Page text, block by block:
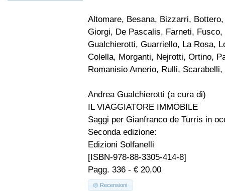
Altomare, Besana, Bizzarri,
Giorgi, De Pascalis, Farneti,
Gualchierotti, Guarriello, La Rosa,
Colella, Morganti, Nejrotti, Ortino,
Romanisio Amerio, Rulli,
Andrea Gualchierotti (a cura di)
IL VIAGGIATORE IMMOBILE
Saggi per Gianfranco de Turris in
Seconda edizione:
Edizioni Solfanelli
[ISBN-978-88-3305-414-8]
Pagg. 336 - € 20,00
Recensioni